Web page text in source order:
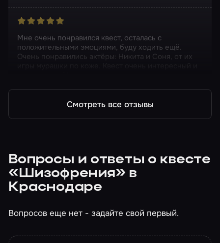
Мне очень понравился квест, осталась с
положительными эмоциями, буду ходить ещё.
Очень понравились актёры: Никита и Соня, от их
Смотреть все отзывы
Вопросы и ответы о квесте
«Шизофрения» в
Краснодаре
Вопросов еще нет - задайте свой первый.